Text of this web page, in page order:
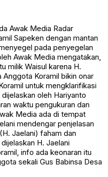
Awak Media Radar
Sapeken dengan mantan
pada penyegelan
Awak Media mengatakan,
milik Waisul karena H.
Koramil bikin onar
untuk mengklarifikasi
oleh Hariyanto
waktu pengukuran dan
Media ada di tempat
mendengar penjelasan
Jaelani) faham dan
H. Jaelani
info ada keonaran itu
sekali Gus Babinsa Desa